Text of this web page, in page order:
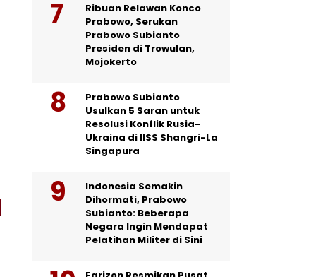
Ribuan Relawan Konco
Prabowo, Serukan
Prabowo Subianto
Presiden di Trowulan,
Mojokerto
Prabowo Subianto
Usulkan 5 Saran untuk
Resolusi Konflik Rusia-
Ukraina di IISS Shangri-La
Singapura
Indonesia Semakin
Dihormati, Prabowo
Subianto: Beberapa
Negara Ingin Mendapat
Pelatihan Militer di Sini